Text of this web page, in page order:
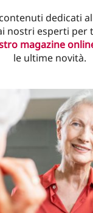
dedicati
nostri esperti per
magazine
le ultime novità.